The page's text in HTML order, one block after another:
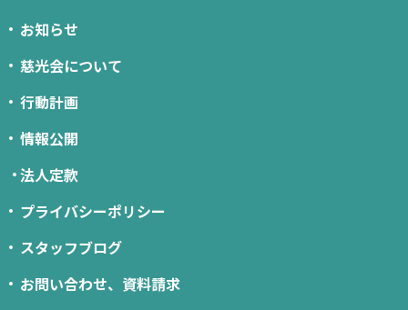
お知らせ
慈光会について
行動計画
情報公開
法人定款
プライバシーポリシー
スタッフブログ
お問い合わせ、資料請求